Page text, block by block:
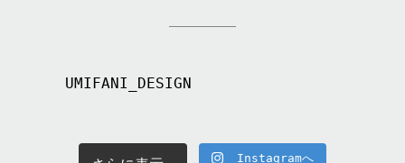
UMIFANI_DESIGN
Instagramへ